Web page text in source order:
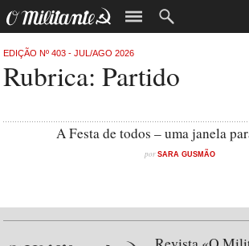
EDIÇÃO Nº 403 - JUL/AGO 2026
Rubrica: Partido
A Festa de todos – uma janela
porSARA GUSMÃO